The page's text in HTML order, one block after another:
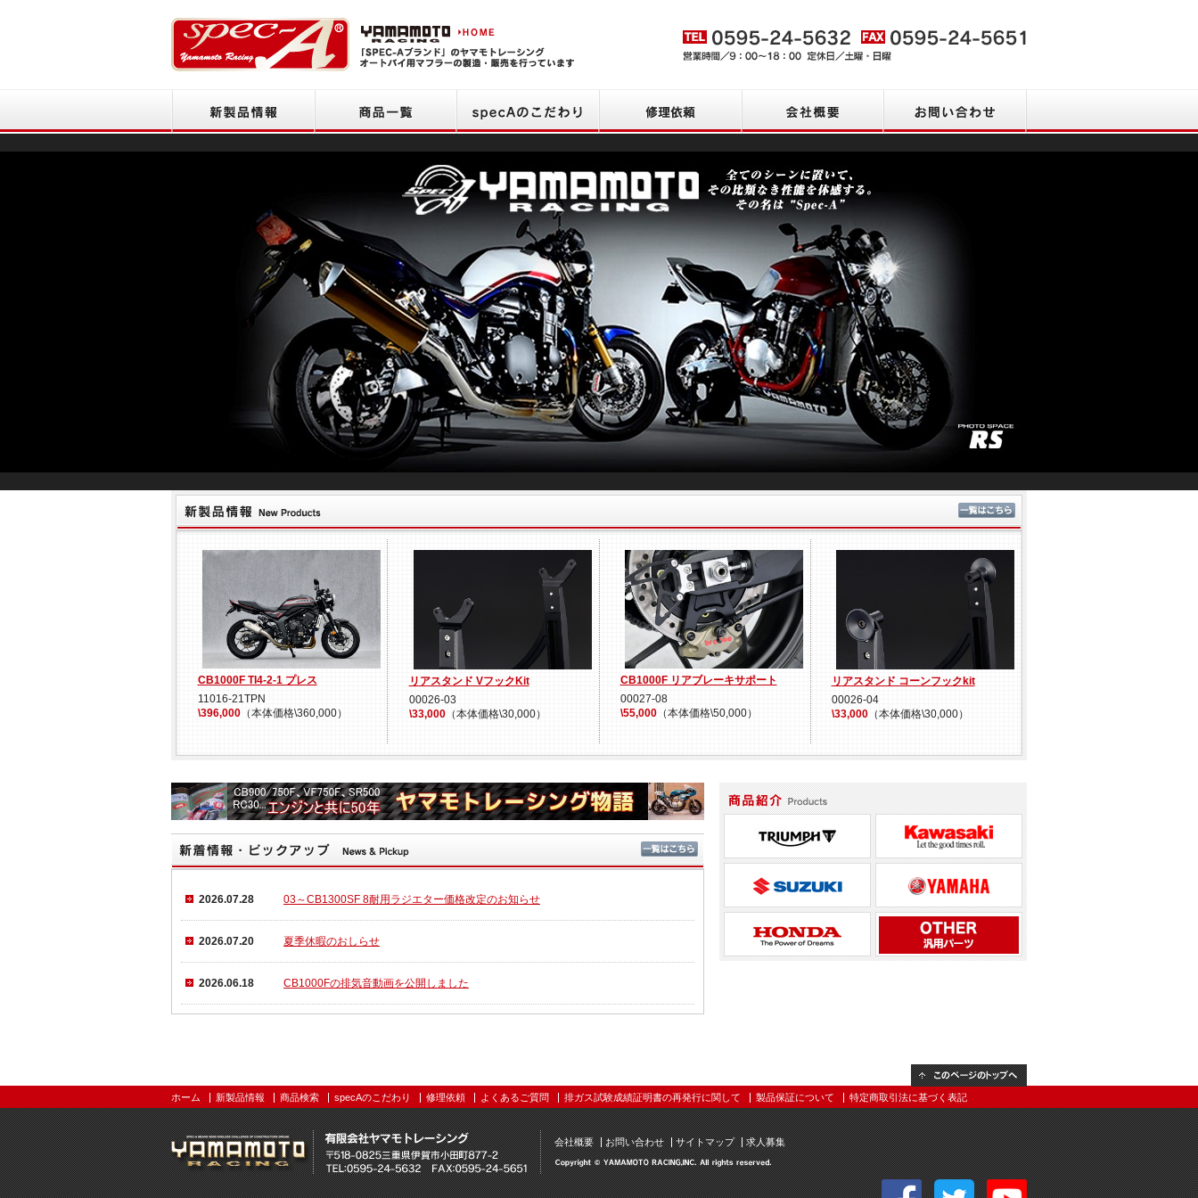
CB1000F TI4-2-1 プレス
11016-21TPN
\396,000（本体価格\360,000）
リアスタンド VフックKit
00026-03
\33,000（本体価格\30,000）
CB1000F リアブレーキサポート
00027-08
\55,000（本体価格\50,000）
リアスタンド コーンフックkit
00026-04
\33,000（本体価格\30,000）
新着情報・ピックアップ
2026.07.28 03～CB1300SF 8耐用ラジエター価格改定のお知らせ
2026.07.20 夏季休暇のおしらせ
2026.06.18 CB1000Fの排気音動画を公開しました
商品紹介
ホーム 新製品情報 商品検索 specAのこだわり 修理依頼 よくあるご質問 排ガス試験成績証明書の再発行に関して 製品保証について 特定商取引法に基づく表記
会社概要 お問い合わせ サイトマップ 求人募集
Copyright (C) YAMAMOTO RACING,INC. All rights reserved.